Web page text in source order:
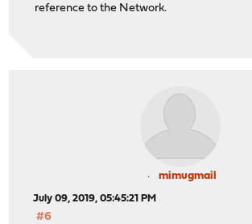
reference to the Network.
mimugmail
July 09, 2019, 05:45:21 PM
#6